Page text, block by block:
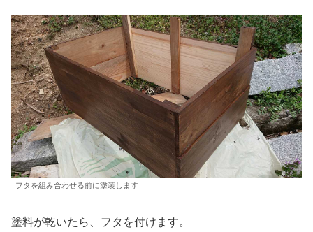
フタを組み合わせる前に塗装します
塗料が乾いたら、フタを付けます。